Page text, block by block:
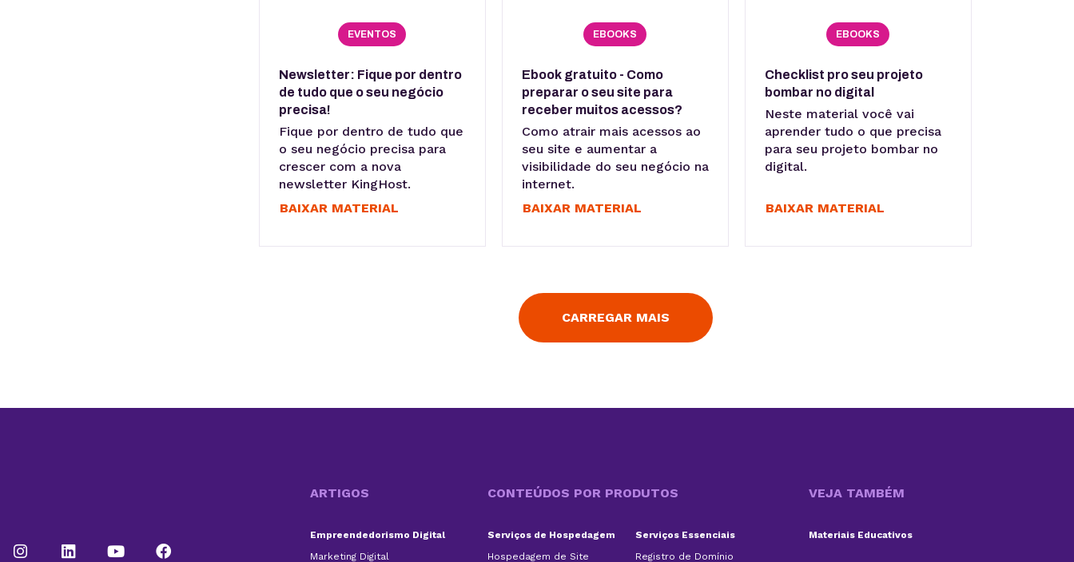
EVENTOS
Newsletter: Fique por dentro
de tudo que o seu negócio
precisa!
Fique por dentro de tudo que
o seu negócio precisa para
crescer com a nova
newsletter KingHost.
BAIXAR MATERIAL
EBOOKS
Ebook gratuito - Como
preparar o seu site para
receber muitos acessos?
Como atrair mais acessos ao
seu site e aumentar a
visibilidade do seu negócio na
internet.
BAIXAR MATERIAL
EBOOKS
Checklist pro seu projeto
bombar no digital
Neste material você vai
aprender tudo o que precisa
para seu projeto bombar no
digital.
BAIXAR MATERIAL
CARREGAR MAIS
ARTIGOS
Empreendedorismo Digital
Marketing Digital
CONTEÚDOS POR PRODUTOS
Serviços de Hospedagem
Hospedagem de Site
Serviços Essenciais
Registro de Domínio
VEJA TAMBÉM
Materiais Educativos